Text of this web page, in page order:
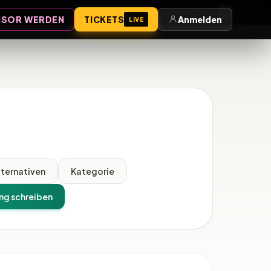
Anmelden
WERDEN TICKETS LIVE Anmelden
Kategorie
schreiben